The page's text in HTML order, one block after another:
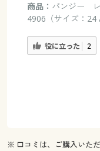
商品： パンジー
4906（サイズ：24
役に立った 2
※ 口コミは、ご購入いた